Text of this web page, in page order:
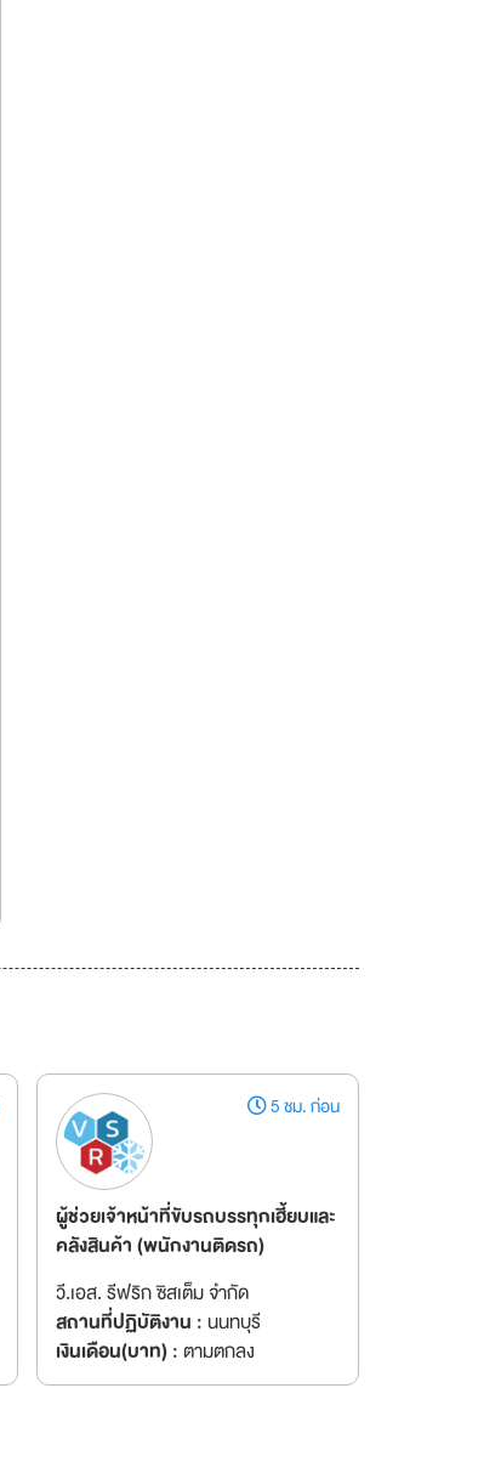
5 ชม. ก่อน
ผู้ช่วยเจ้าหน้าที่ขับรถบรรทุกเฮี้ยบและ
คลังสินค้า (พนักงานติดรถ)
วี.เอส. รีฟริก ซิสเต็ม จำกัด
สถานที่ปฏิบัติงาน : นนทบุรี
เงินเดือน(บาท) :ตามตกลง